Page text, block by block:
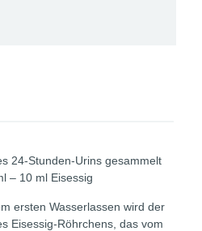
24-Stunden-Urins gesammelt
– 10 ml Eisessig
ersten Wasserlassen wird der
Eisessig-Röhrchens, das vom